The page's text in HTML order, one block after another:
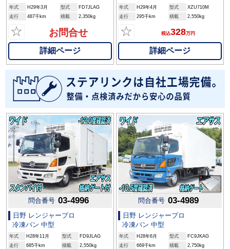
年式 H29年3月 型式
FD7JLAG
走行
487千km 積載 2,350kg
☆ お問合せ
詳細ページ
年式 H29年4月 型式
XZU710M
走行
295千km 積載 2,550kg
☆ 税込328万円
詳細ページ
問合番号 03-4996
日野 レンジャープロ
冷凍バン 中型
年式 H28年11月 型式
FD9JLAG
走行
685千km 積載 2,550kg
問合番号 03-4989
日野 レンジャープロ
冷凍バン 中型
年式 H28年6月 型式
FC9JKAG
走行
669千km 積載 2,750kg